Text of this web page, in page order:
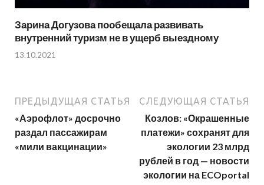
Зарина Догузова пообещала развивать
внутренний туризм не в ущерб выездному
13.10.2021
ПРЕДЫДУЩАЯ СТАТЬЯ
«Аэрофлот» досрочно
раздал пассажирам
«мили вакцинации»
СЛЕДУЮЩАЯ СТАТЬЯ
Козлов: «Окрашенные
платежи» сохранят для
экологии 23 млрд
рублей в год — новости
экологии на ECOportal